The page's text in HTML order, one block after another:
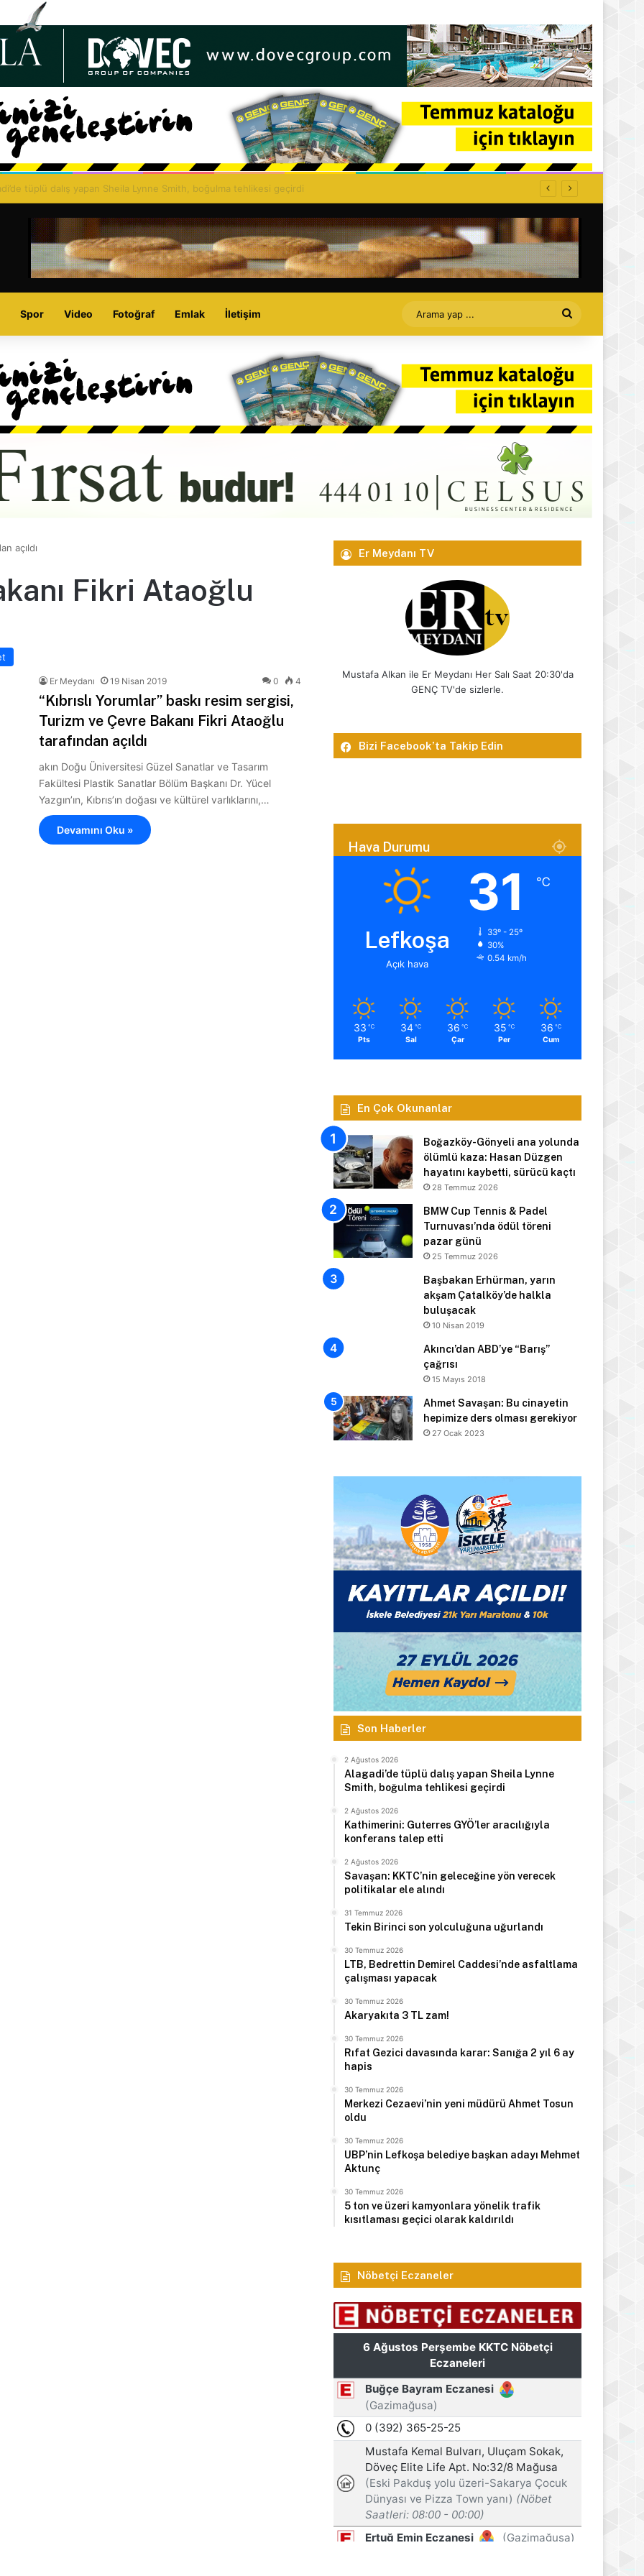
Guterres GYÖ’ler aracılığıyla konferans talep etti
Spor Video Fotoğraf Emlak İletişim
Arama
yap
...
açıldı
Fikri Ataoğlu
Er Meydanı 19 Nisan 2019 0 4
“Kıbrıslı Yorumlar” baskı resim sergisi,
Turizm ve Çevre Bakanı Fikri Ataoğlu
tarafından açıldı
akın Doğu Üniversitesi Güzel Sanatlar ve Tasarım
Fakültesi Plastik Sanatlar Bölüm Başkanı Dr. Yücel
Yazgın’ın, Kıbrıs’ın doğası ve kültürel varlıklarını,…
Devamını Oku »
Er Meydanı TV
Mustafa Alkan ile Er Meydanı Her Salı Saat 20:30'da
GENÇ TV'de sizlerle.
Bizi Facebook’ta Takip Edin
Hava Durumu
Lefkoşa
Açık hava
31 ℃
33º - 25º
30%
0.54 km/h
33 ℃
Pts
34 ℃
Sal
36 ℃
Çar
35 ℃
Per
36 ℃
Cum
En Çok Okunanlar
Boğazköy-Gönyeli ana yolunda
ölümlü kaza: Hasan Düzgen
hayatını kaybetti, sürücü kaçtı
28 Temmuz 2026
BMW Cup Tennis & Padel
Turnuvası’nda ödül töreni
pazar günü
25 Temmuz 2026
Başbakan Erhürman, yarın
akşam Çatalköy’de halkla
buluşacak
10 Nisan 2019
Akıncı’dan ABD’ye “Barış”
çağrısı
15 Mayıs 2018
Ahmet Savaşan: Bu cinayetin
hepimize ders olması gerekiyor
27 Ocak 2023
Son Haberler
2 Ağustos 2026
Alagadi’de tüplü dalış yapan Sheila Lynne
Smith, boğulma tehlikesi geçirdi
2 Ağustos 2026
Kathimerini: Guterres GYÖ’ler aracılığıyla
konferans talep etti
2 Ağustos 2026
Savaşan: KKTC’nin geleceğine yön verecek
politikalar ele alındı
31 Temmuz 2026
Tekin Birinci son yolculuğuna uğurlandı
30 Temmuz 2026
LTB, Bedrettin Demirel Caddesi’nde asfaltlama
çalışması yapacak
30 Temmuz 2026
Akaryakıta 3 TL zam!
30 Temmuz 2026
Rıfat Gezici davasında karar: Sanığa 2 yıl 6 ay
hapis
30 Temmuz 2026
Merkezi Cezaevi’nin yeni müdürü Ahmet Tosun
oldu
30 Temmuz 2026
UBP’nin Lefkoşa belediye başkan adayı Mehmet
Aktunç
30 Temmuz 2026
5 ton ve üzeri kamyonlara yönelik trafik
kısıtlaması geçici olarak kaldırıldı
Nöbetçi Eczaneler